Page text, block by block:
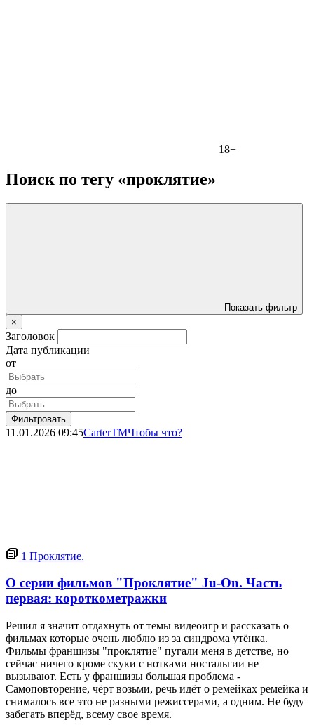
18+
Поиск по тегу «проклятие»
Показать фильтр
×
Заголовок
Дата публикации
от
до
Фильтровать
11.01.2026 09:45CarterTMЧтобы что?
1 Проклятие.
О серии фильмов "Проклятие" Ju-On. Часть
первая: короткометражки
Решил я значит отдахнуть от темы видеоигр и рассказать о
фильмах которые очень люблю из за синдрома утёнка.
Фильмы франшизы "проклятие" пугали меня в детстве, но
сейчас ничего кроме скуки с нотками ностальгии не
вызывают. Есть у франшизы большая проблема -
Самоповторение, чёрт возьми, речь идёт о ремейках ремейка и
снималось все это не разными режиссерами, а одним. Не буду
забегать вперёд, всему свое время.